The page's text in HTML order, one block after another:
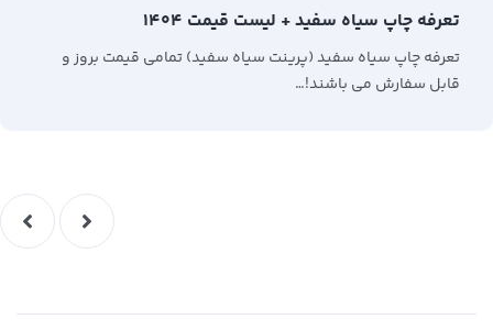
تعرفه چاپ سیاه سفید + لیست قیمت ۱۴۰۴
تعرفه چاپ سیاه سفید (پرینت سیاه سفید) تمامی قیمت بروز و
قابل سفارش می باشند!…